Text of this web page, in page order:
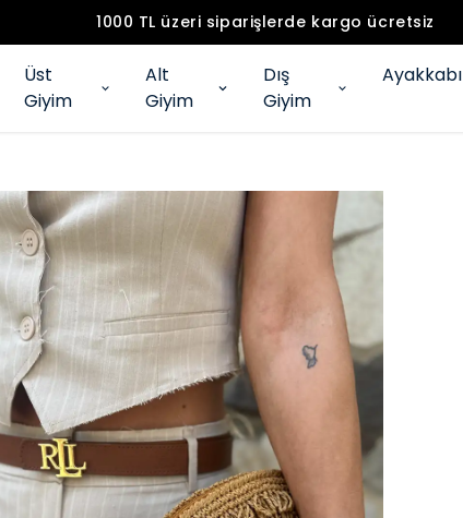
1000 TL üzeri siparişlerde kargo ücretsiz
Üst
Giyim
Alt
Giyim
Dış
Giyim
Ayakkabı